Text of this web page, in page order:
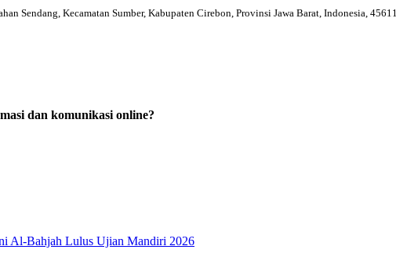
Sendang, Kecamatan Sumber, Kabupaten Cirebon, Provinsi Jawa Barat, Indonesia, 45611
dan komunikasi online?
Al-Bahjah Lulus Ujian Mandiri 2026